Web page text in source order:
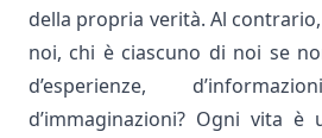
della propria verità. Al
noi, chi è ciascuno di noi se
d’esperienze,
d’immaginazioni? Ogni vita è